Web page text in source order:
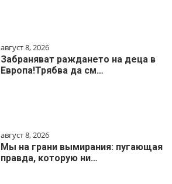
август 8, 2026
Забраняват раждането на деца в
Европа!Трябва да см…
август 8, 2026
Мы на грани вымирания: пугающая
правда, которую ни…